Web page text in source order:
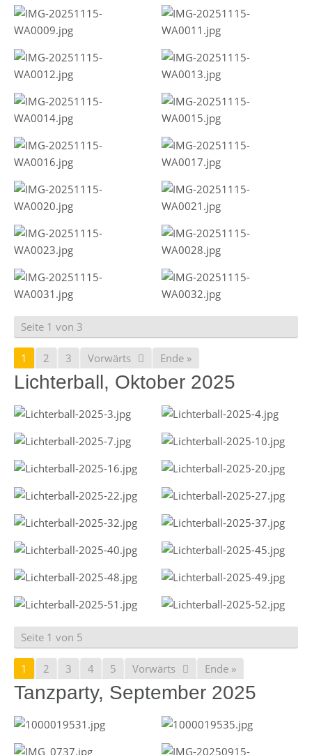
Seite 1 von 3
1 2 3 Vorwärts Ende »
Lichterball, Oktober 2025
Seite 1 von 5
1 2 3 4 5 Vorwärts Ende »
Tanzparty, September 2025